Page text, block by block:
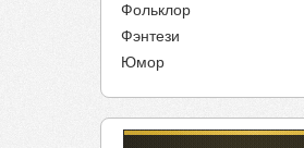
Фольклор
Фэнтези
Юмор